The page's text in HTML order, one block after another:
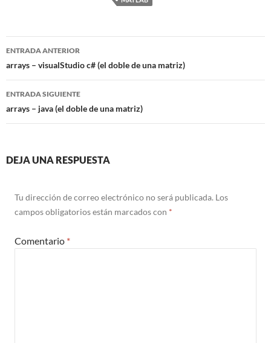
Navegación
de
entradas
ENTRADA ANTERIOR
arrays – visualStudio c# (el doble de una matriz)
ENTRADA SIGUIENTE
arrays – java (el doble de una matriz)
DEJA UNA RESPUESTA
Tu dirección de correo electrónico no será publicada. Los
campos obligatorios están marcados con *
Comentario *